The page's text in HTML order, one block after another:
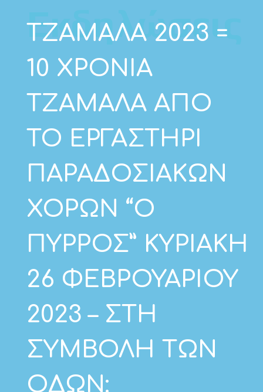
Εκδηλώσεις
ΤΖΑΜΑΛΑ 2023 =
10 ΧΡΟΝΙΑ
ΤΖΑΜΑΛΑ ΑΠΟ
ΤΟ ΕΡΓΑΣΤΗΡΙ
ΠΑΡΑΔΟΣΙΑΚΩΝ
ΧΟΡΩΝ “Ο
ΠΥΡΡΟΣ” ΚΥΡΙΑΚΗ
26 ΦΕΒΡΟΥΑΡΙΟΥ
2023 – ΣΤΗ
ΣΥΜΒΟΛΗ ΤΩΝ
ΟΔΩΝ: